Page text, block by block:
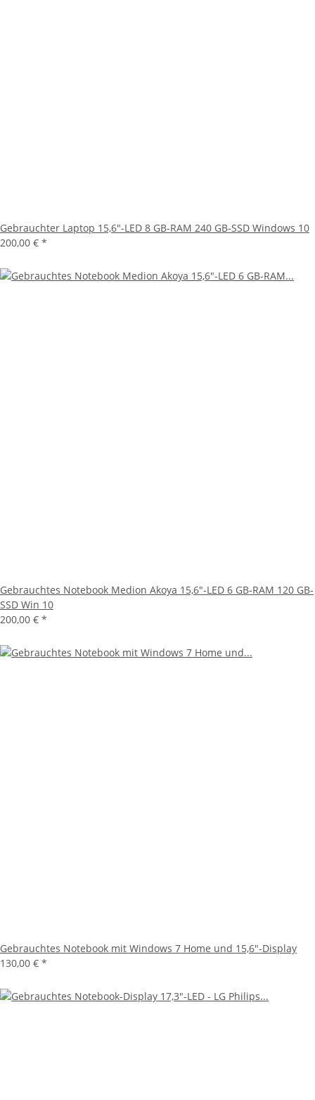
Gebrauchter Laptop 15,6"-LED 8 GB-RAM 240 GB-SSD Windows 10
200,00 € *
Gebrauchtes Notebook Medion Akoya 15,6"-LED 6 GB-RAM 120 GB-
SSD Win 10
200,00 € *
Gebrauchtes Notebook mit Windows 7 Home und 15,6"-Display
130,00 € *